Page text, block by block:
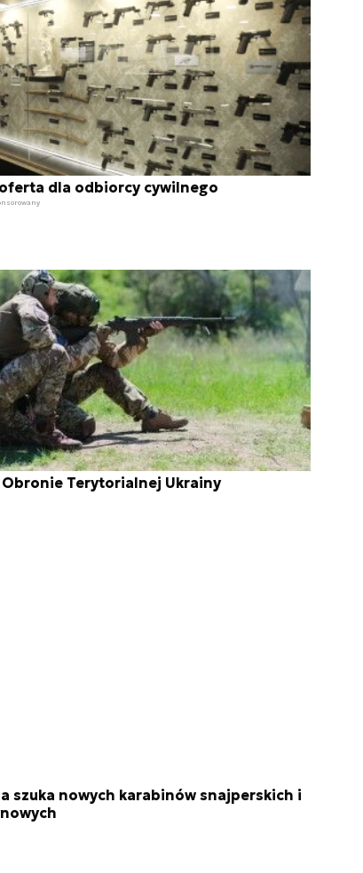
dla odbiorcy cywilnego
Obronie Terytorialnej Ukrainy
szuka nowych karabinów snajperskich i